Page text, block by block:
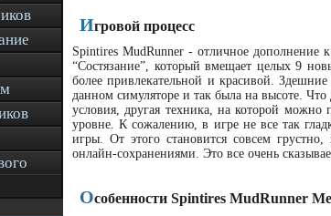
Игровой процесс
Spintires MudRunner - отличное
“Состязание”, который вмещает целых 9
более привлекательной и красивой.
данном симуляторе и так была на высоте.
условия, другая техника, на которой
уровне. К сожалению, в игре не все так
игры. От этого становится совсем
онлайн-сохранениями. Это все очень
Особенности Spintires MudRunner